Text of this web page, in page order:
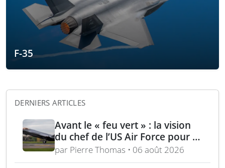
F-35
DERNIERS ARTICLES
Avant le « feu vert » : la vision
du chef de l’US Air Force pour la
puissance aérienne alliée passe
par la langue, la culture et
par Pierre Thomas • 06 août 2026